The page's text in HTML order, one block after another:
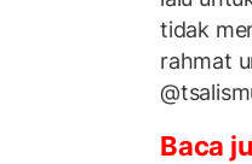
tidak
rahmat
Baca